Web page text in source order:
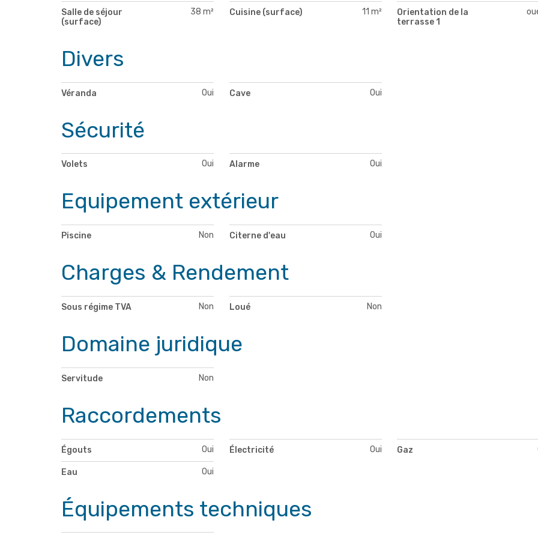
Salle de séjour
(surface)
38 m² Cuisine (surface) 11 m²
Orientation de la
terrasse 1
Divers
Véranda Oui Cave Oui
Sécurité
Volets Oui Alarme Oui
Equipement extérieur
Piscine Non Citerne d'eau Oui
Charges & Rendement
Sous régime TVA Non Loué Non
Domaine juridique
Servitude Non
Raccordements
Égouts Oui Électricité Oui Gaz
Eau Oui
Équipements techniques